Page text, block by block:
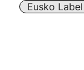
Eusko